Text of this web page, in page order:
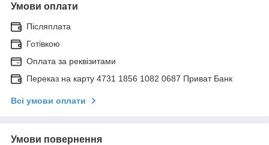
Умови оплати
Післяплата
Готівкою
Оплата за реквізитами
Переказ на карту 4731 1856 1082 0687 Приват Банк
Всі умови оплати
Умови повернення